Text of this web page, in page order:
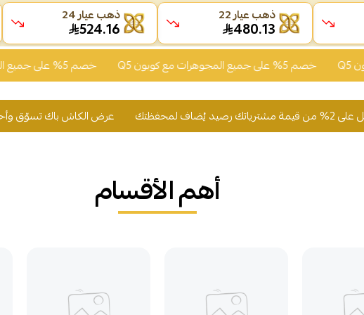
خصم 5% على جميع المجوهرات مع كوبون Q5 خصم 5% على جميع المجوهرات مع كوبون Q5
عرض الكاش باك تسوّق وأحصل على 2% من قيمة مشترياتك رصيد يُضاف
أهم الأقسام
ذهب عيار 22
480.16
ذهب عيار 24
524.11